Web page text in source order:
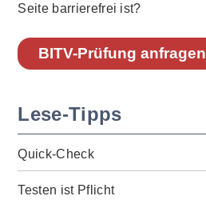
Seite barrierefrei ist?
BITV-Prüfung anfragen
Lese-Tipps
Quick-Check
Testen ist Pflicht